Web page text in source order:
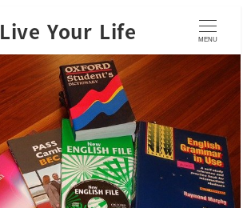
Live Your Life MENU